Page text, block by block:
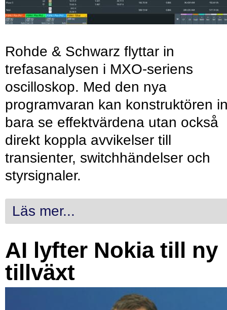
Rohde & Schwarz flyttar in
trefasanalysen i MXO-seriens
oscilloskop. Med den nya
programvaran kan konstruktören
bara se effektvärdena utan också
direkt koppla avvikelser till
transienter, switchhändelser och
styrsignaler.
Läs mer...
AI lyfter Nokia till ny
tillväxt